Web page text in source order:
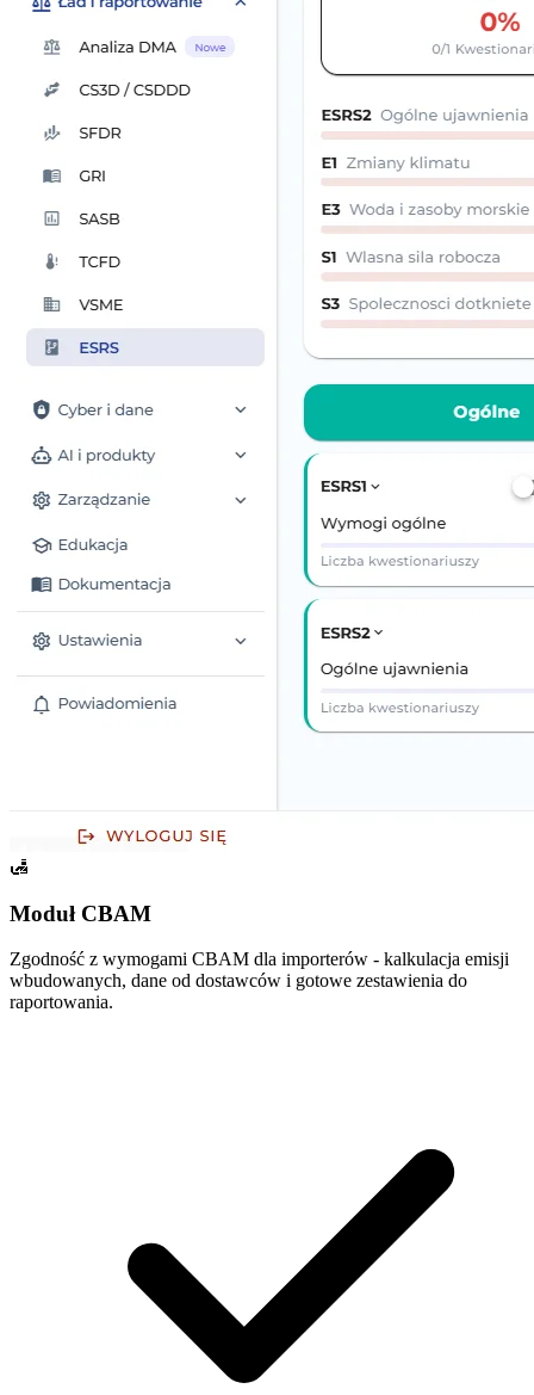
🛃
Moduł CBAM
Zgodność z wymogami CBAM dla importerów - kalkulacja emisji
wbudowanych, dane od dostawców i gotowe zestawienia do
raportowania.